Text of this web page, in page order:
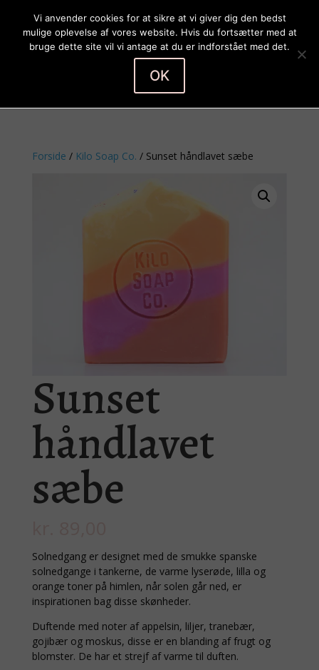
Forside / Kilo Soap Co. / Sunset håndlavet sæbe
Sunset
håndlavet
sæbe
Solnedgang er designet med de smukke spanske
solnedgange i tankerne, de varme lyserøde, lilla og
orange toner på himlen, når solen går ned, er
inspirationen bag disse skønheder.
Duftende med noter af appelsin, liljer, tranebær,
gojibær og moskus, disse er en blanding af frugt og
blomster. De har et strejf af varme til duften.
Vi anvender cookies for at sikre at vi giver dig den bedst
mulige oplevelse af vores website. Hvis du fortsætter med at
bruge dette site vil vi antage at du er indforstået med det.
OK